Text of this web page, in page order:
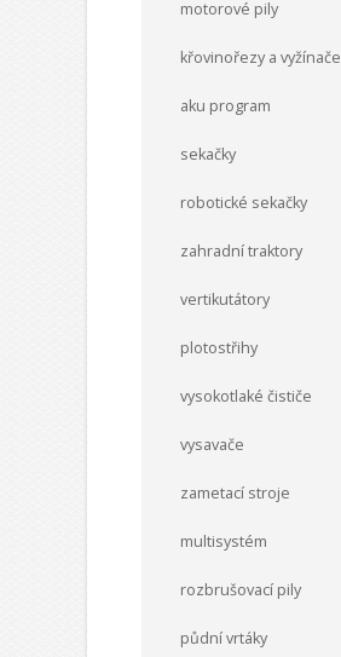
motorové pily
křovinořezy a vyžínače
aku program
sekačky
robotické sekačky
zahradní traktory
vertikutátory
plotostřihy
vysokotlaké čističe
vysavače
zametací stroje
multisystém
rozbrušovací pily
půdní vrtáky